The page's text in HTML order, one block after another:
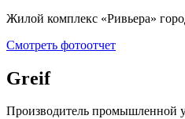
Жилой комплекс «Ривьера»
Смотреть фотоотчет
Greif
Производитель промышленной